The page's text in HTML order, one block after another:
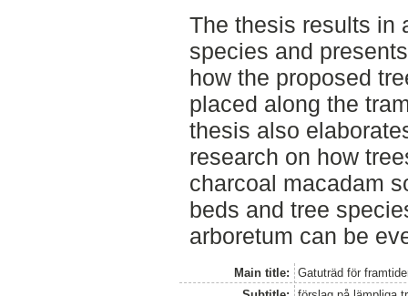
The thesis results in
species and
how the proposed
placed along the
thesis also
research on how
charcoal macadam
beds and tree
arboretum can be
Main title:
Gatuträd för